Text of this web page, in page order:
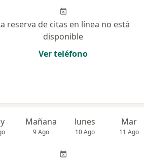
reserva de citas en línea no está
disponible
Ver teléfono
Mañana
9 Ago
lunes
10 Ago
Mar
11 Ago